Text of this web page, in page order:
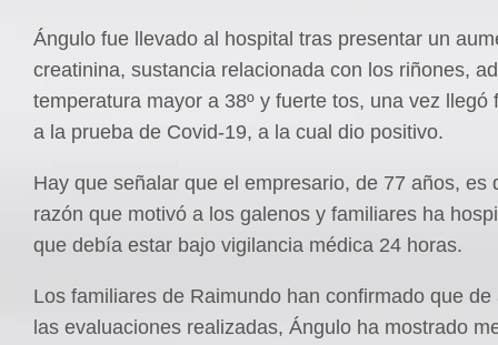
Ángulo fue llevado al hospital tras presentar un
creatinina, sustancia relacionada con los riñones,
temperatura mayor a 38º y fuerte tos, una vez llegó
a la prueba de Covid-19, a la cual dio positivo.
Hay que señalar que el empresario, de 77 años, es
razón que motivó a los galenos y familiares ha
que debía estar bajo vigilancia médica 24 horas.
Los familiares de Raimundo han confirmado que de
las evaluaciones realizadas, Ángulo ha mostrado